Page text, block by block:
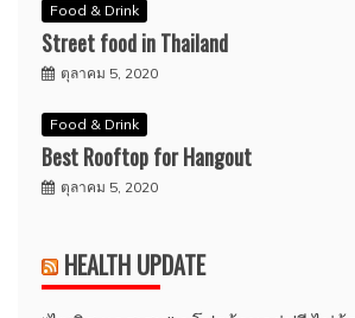
Food & Drink
Street food in Thailand
ตุลาคม 5, 2020
Food & Drink
Best Rooftop for Hangout
ตุลาคม 5, 2020
HEALTH UPDATE